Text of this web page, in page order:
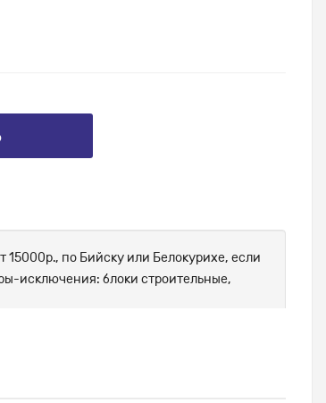
15000р., по Бийску или Белокурихе, если
исключения: блоки строительные,